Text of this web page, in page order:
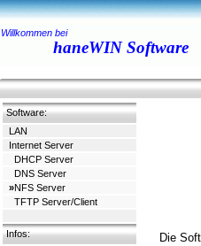
Willkommen bei
haneWIN Software
Software:
LAN
Internet Server
DHCP Server
DNS Server
»NFS Server
TFTP Server/Client
Infos:
Die